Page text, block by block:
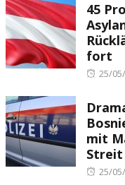
45
fort
25/
mit
25/